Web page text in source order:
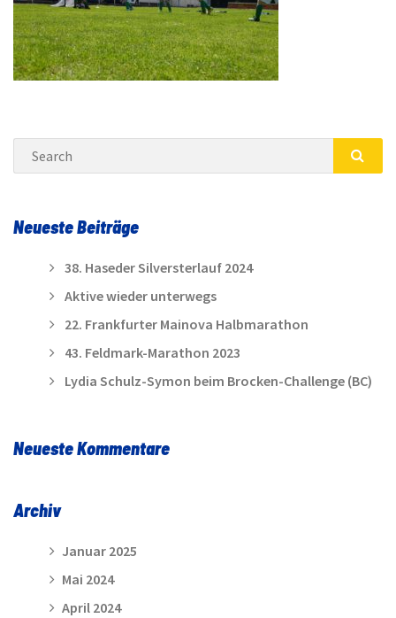
Search
Neueste Beiträge
38. Haseder Silversterlauf 2024
Aktive wieder unterwegs
22. Frankfurter Mainova Halbmarathon
43. Feldmark-Marathon 2023
Lydia Schulz-Symon beim Brocken-Challenge (BC)
Neueste Kommentare
Archiv
Januar 2025
Mai 2024
April 2024